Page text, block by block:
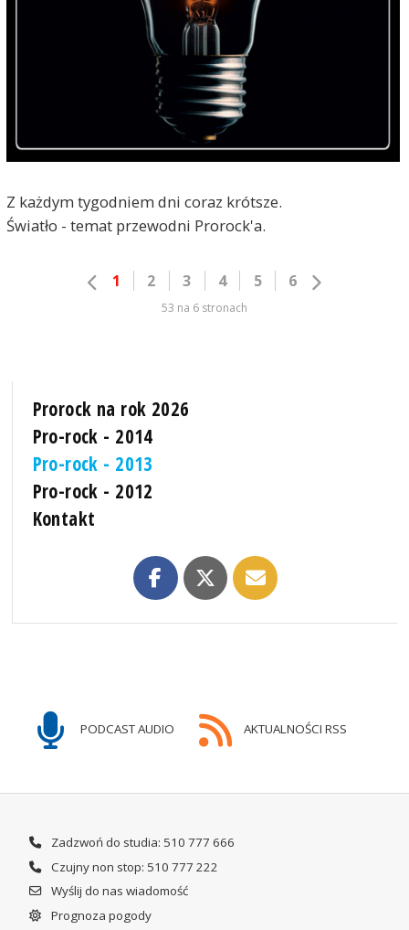
Z każdym tygodniem dni coraz krótsze.
Światło - temat przewodni Prorock'a.
1 2 3 4 5 6
53 na 6 stronach
Prorock na rok 2026
Pro-rock - 2014
Pro-rock - 2013
Pro-rock - 2012
Kontakt
PODCAST AUDIO AKTUALNOŚCI RSS
Zadzwoń do studia: 510 777 666
Czujny non stop: 510 777 222
Wyślij do nas wiadomość
Prognoza pogody